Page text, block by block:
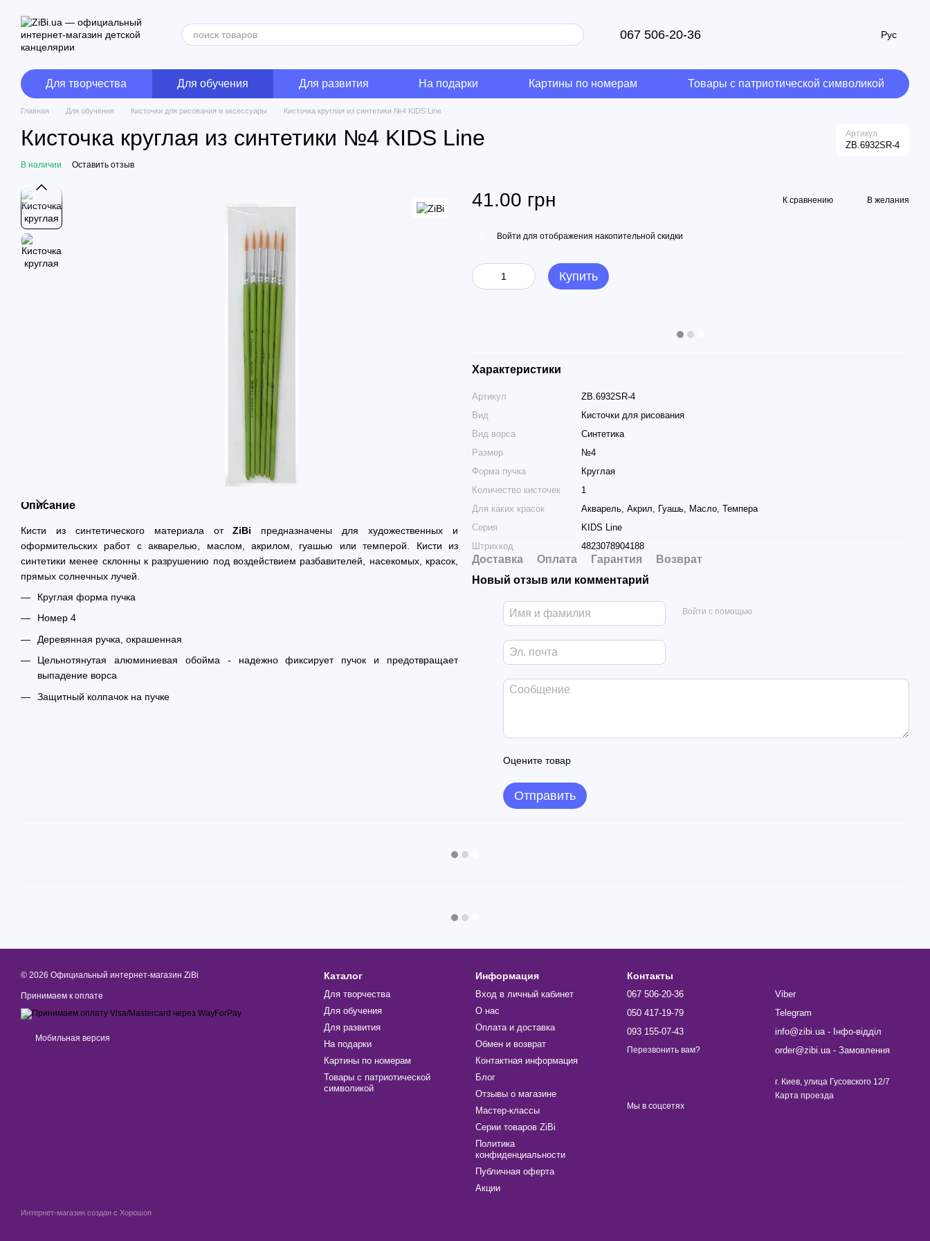
067 506-20-36 Рус
Для творчества Для обучения Для развития На подарки Картины по номерам Товары с патриотической символикой
Главная Для обучения Кисточки для рисования и аксессуары Кисточка круглая из синтетики №4 KIDS Line
Кисточка круглая из синтетики №4 KIDS Line Артикул
ZB.6932SR-4
В наличии Оставить отзыв
Описание
Кисти из синтетического материала от ZiBi
предназначены для художественных и
оформительских работ с акварелью, маслом, акрилом, гуашью или темперой. Кисти из
синтетики менее склонны к разрушению под воздействием разбавителей, насекомых, красок,
прямых солнечных лучей.
Круглая форма пучка
Номер 4
Деревянная ручка, окрашенная
Цельнотянутая алюминиевая обойма - надежно фиксирует пучок и предотвращает
выпадение ворса
Защитный колпачок на пучке
41.00 грн К сравнению В желания
Войти для отображения накопительной скидки
Купить
Характеристики
Артикул
ZB.6932SR-4
Вид
Кисточки для рисования
Вид ворса
Синтетика
Размер
№4
Форма пучка
Круглая
Количество кисточек
1
Для каких красок
Акварель, Акрил, Гуашь, Масло, Темпера
Серия
KIDS Line
Штрихкод
4823078904188
Доставка Оплата Гарантия
Возврат
Новый отзыв или комментарий
Войти с помощью
Оцените товар
Отправить
© 2026 Официальный интернет-магазин ZiBi
Принимаем к оплате
Мобильная версия
Интернет-магазин создан с Хорошоп
Каталог
Для творчества
Для обучения
Для развития
На подарки
Картины по номерам
Товары с патриотической
символикой
Информация
Вход в личный кабинет
О нас
Оплата и доставка
Обмен и возврат
Контактная информация
Блог
Отзывы о магазине
Мастер-классы
Cерии товаров ZiBi
Политика
конфиденциальности
Публичная оферта
Акции
Контакты
067 506-20-36
050 417-19-79
093 155-07-43
Перезвонить вам?
Viber
Telegram
info@zibi.ua - Інфо-відділ
order@zibi.ua - Замовлення
г. Киев, улица Гусовского 12/7
Карта проезда
Мы в соцсетях